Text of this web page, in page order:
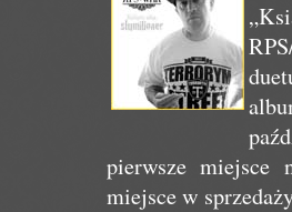
pierwsze miejsce
miejsce w